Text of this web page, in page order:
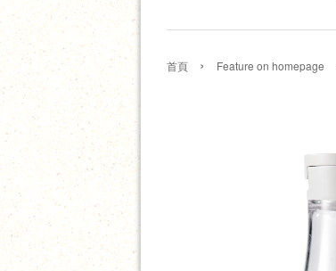
首頁 › Feature on homepage